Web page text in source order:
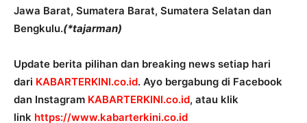
Jawa Barat, Sumatera Barat, Sumatera Selatan dan
Bengkulu.(*tajarman)
Update berita pilihan dan breaking news setiap hari
dari KABARTERKINI.co.id. Ayo bergabung di Facebook
dan Instagram KABARTERKINI.co.id, atau klik
link https://www.kabarterkini.co.id